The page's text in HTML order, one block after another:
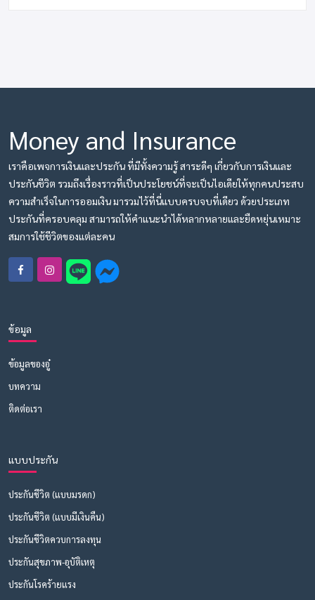
Money and Insurance
เราคือเพจการเงินและประกัน ที่มีทั้งความรู้ สาระดีๆ เกี่ยวกับการเงินและ
ประกันชีวิต รวมถึงเรื่องราวที่เป็นประโยชน์ที่จะเป็นไอเดียให้ทุกคนประสบ
ความสำเร็จในการออมเงิน มารวมไว้ที่นี่แบบครบจบที่เดียว ด้วยประเภท
ประกันที่ครอบคลุม สามารถให้คำแนะนำได้หลากหลายและยืดหยุ่นเหมาะ
สมการใช้ชีวิตของแต่ละคน
ข้อมูล
ข้อมูลของอู๋
บทความ
ติดต่อเรา
แบบประกัน
ประกันชีวิต (แบบมรดก)
ประกันชีวิต (แบบมีเงินคืน)
ประกันชีวิตควบการลงทุน
ประกันสุขภาพ-อุบัติเหตุ
ประกันโรคร้ายแรง